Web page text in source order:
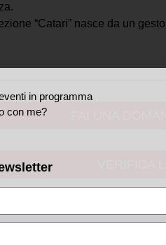
“Catari” nasce da un
FAI UNA
VERIFICA
in programma
con me?